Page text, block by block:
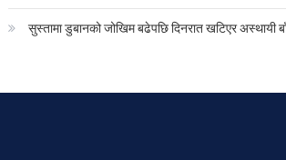
सुस्तामा डुबानको जोखिम बढेपछि दिनरात खटिएर अस्थायी